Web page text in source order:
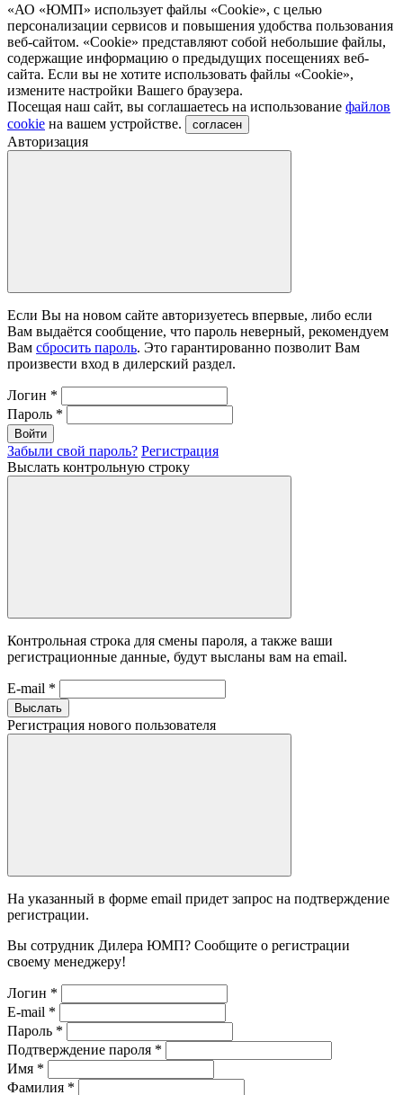
«АО «ЮМП» использует файлы «Сookie», с целью
персонализации сервисов и повышения удобства пользования
веб-сайтом. «Cookie» представляют собой небольшие файлы,
содержащие информацию о предыдущих посещениях веб-
сайта. Если вы не хотите использовать файлы «Сookie»,
измените настройки Вашего браузера.
Посещая наш сайт, вы соглашаетесь на использование файлов
cookie на вашем устройстве. согласен
Авторизация
Если Вы на новом сайте авторизуетесь впервые, либо если
Вам выдаётся сообщение, что пароль неверный, рекомендуем
Вам сбросить пароль. Это гарантированно позволит Вам
произвести вход в дилерский раздел.
Логин *
Пароль *
Войти
Забыли свой пароль? Регистрация
Выслать контрольную строку
Контрольная строка для смены пароля, а также ваши
регистрационные данные, будут высланы вам на email.
E-mail *
Выслать
Регистрация нового пользователя
На указанный в форме email придет запрос на подтверждение
регистрации.
Вы сотрудник Дилера ЮМП? Сообщите о регистрации
своему менеджеру!
Логин *
E-mail *
Пароль *
Подтверждение пароля *
Имя *
Фамилия *